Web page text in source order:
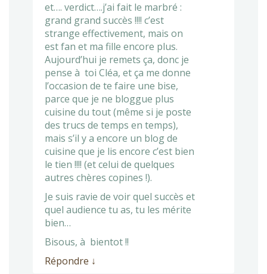
et…. verdict….j’ai fait le marbré :
grand grand succès !!!! c’est
strange effectivement, mais on
est fan et ma fille encore plus.
Aujourd’hui je remets ça, donc je
pense à toi Cléa, et ça me donne
l’occasion de te faire une bise,
parce que je ne bloggue plus
cuisine du tout (même si je poste
des trucs de temps en temps),
mais s’il y a encore un blog de
cuisine que je lis encore c’est bien
le tien !!!! (et celui de quelques
autres chères copines !).
Je suis ravie de voir quel succès et
quel audience tu as, tu les mérite
bien…
Bisous, à bientot !!
Répondre ↓